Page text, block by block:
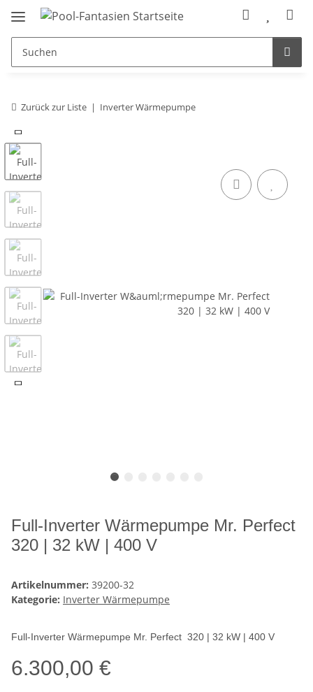
Zurück zur Liste Inverter Wärmepumpe
Full-Inverter Wärmepumpe Mr. Perfect
320 | 32 kW | 400 V
Artikelnummer: 39200-32
Kategorie: Inverter Wärmepumpe
Full-Inverter Wärmepumpe Mr. Perfect 320 | 32 kW | 400 V
6.300,00 €